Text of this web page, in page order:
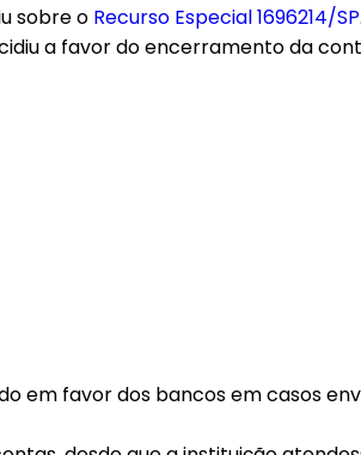
sobre o Recurso Especial 1696214/SP
a favor do encerramento da
em favor dos bancos em casos